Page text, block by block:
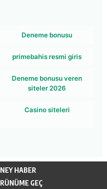
Deneme bonusu
primebahis resmi giris
Deneme bonusu veren
siteler 2026
Casino siteleri
GEÇ